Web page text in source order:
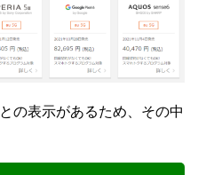
との表示があるため、その中